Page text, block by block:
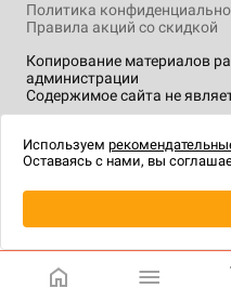
Копирование материалов
администрации
Содержимое сайта не
Политика
Правила акций со скидкой
технологии.
Используем
Оставаясь с нами, вы